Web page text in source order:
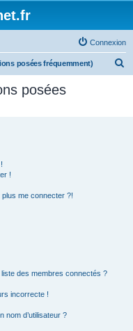
Connexion
posées fréquemment)
posées
!
me connecter ?!
des membres connectés ?
incorrecte !
nom d’utilisateur ?